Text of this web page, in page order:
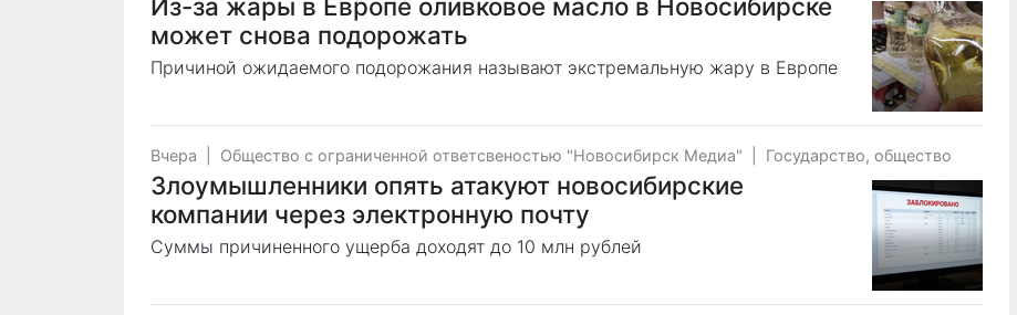
Из-за жары в Европе оливковое масло в Новосибирске
может снова подорожать
Причиной ожидаемого подорожания называют экстремальную жару в Европе
Вчера Общество с ограниченной ответсвеностью "Новосибирск Медиа" Государство, общество
Злоумышленники опять атакуют новосибирские
компании через электронную почту
Суммы причиненного ущерба доходят до 10 млн рублей